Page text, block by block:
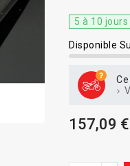
5 à 10
Disponible
157,09